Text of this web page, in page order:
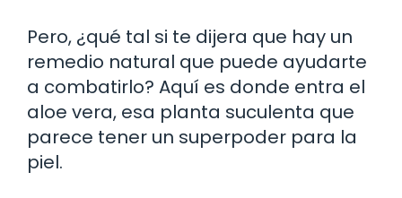
Pero, ¿qué tal si te dijera que hay un
remedio natural que puede ayudarte
a combatirlo? Aquí es donde entra el
aloe vera, esa planta suculenta que
parece tener un superpoder para la
piel.